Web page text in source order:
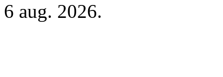
6 aug. 2026.